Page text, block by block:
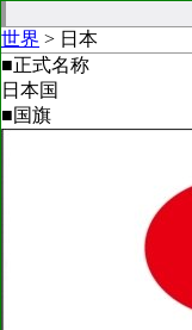
世界 > 日本
■正式名称
日本国
■国旗